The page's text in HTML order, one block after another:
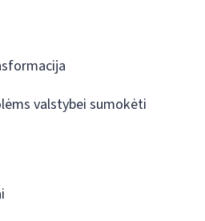
valstybei sumokėti